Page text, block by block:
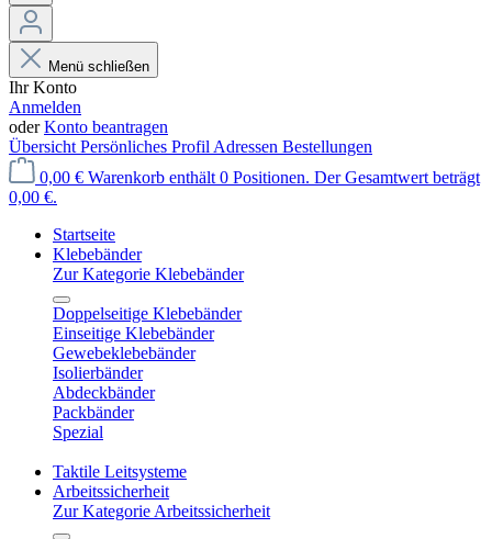
Menü schließen
Ihr Konto
Anmelden
oderKonto beantragen
Übersicht Persönliches Profil Adressen Bestellungen
0,00 € Warenkorb enthält 0 Positionen. Der Gesamtwert beträgt
0,00 €.
Startseite
Klebebänder
Zur Kategorie Klebebänder
Doppelseitige Klebebänder
Einseitige Klebebänder
Gewebeklebebänder
Isolierbänder
Abdeckbänder
Packbänder
Spezial
Taktile Leitsysteme
Arbeitssicherheit
Zur Kategorie Arbeitssicherheit